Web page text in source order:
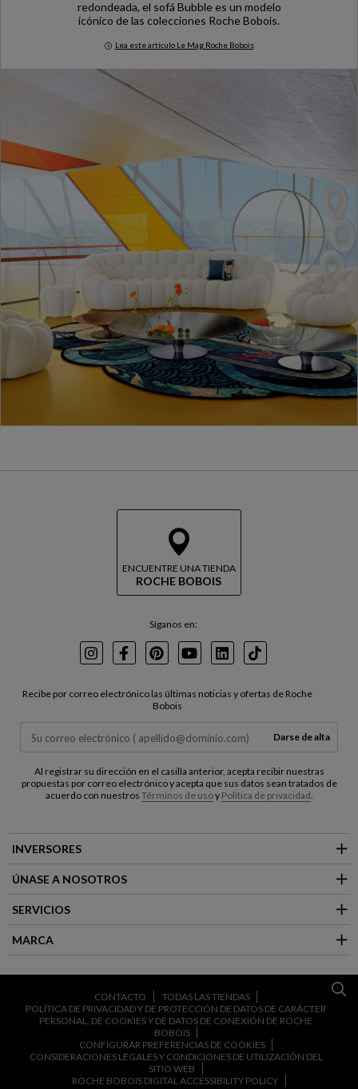
redondeada, el sofá Bubble es un modelo
icónico de las colecciones Roche Bobois.
Lea este artículo Le Mag Roche Bobois
Icónico Bubble
ENCUENTRE UNA TIENDA
ROCHE BOBOIS
Síganos en:
InstagramFacebookPinterest
YoutubeLinkedInTikTok
Recibe por correo electrónico las últimas noticias y ofertas de Roche
Bobois
Darse de alta
Al registrar su dirección en el casilla anterior, acepta recibir nuestras
propuestas por correo electrónico y acepta que sus datos sean tratados de
acuerdo con nuestros Términos de usoy Política de privacidad
INVERSORES
ÚNASE A NOSOTROS
SERVICIOS
MARCA
CONTACTO
TODAS LAS TIENDAS
POLÍTICA DE PRIVACIDAD Y DE PROTECCIÓN DE DATOS DE CARÁCTER
PERSONAL, DE COOKIES Y DE DATOS DE CONEXIÓN DE ROCHE
BOBOIS
CONFIGURAR PREFERENCIAS DE COOKIES
CONSIDERACIONES LEGALES Y CONDICIONES DE UTILIZACIÓN DEL
SITIO WEB
ROCHE BOBOIS DIGITAL ACCESSIBILITY POLICY